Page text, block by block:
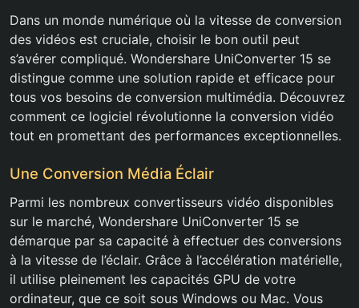
Dans un monde numérique où la vitesse de conversion
des vidéos est cruciale, choisir le bon outil peut
s’avérer compliqué. Wondershare UniConverter 15 se
distingue comme une solution rapide et efficace pour
tous vos besoins de conversion multimédia. Découvrez
comment ce logiciel révolutionne la conversion vidéo
tout en promettant des performances exceptionnelles.
Une Conversion Média Éclair
Parmi les nombreux convertisseurs vidéo disponibles
sur le marché, Wondershare UniConverter 15 se
démarque par sa capacité à effectuer des conversions
à la vitesse de l’éclair. Grâce à l’accélération matérielle,
il utilise pleinement les capacités GPU de votre
ordinateur, que ce soit sous Windows ou Mac. Vous